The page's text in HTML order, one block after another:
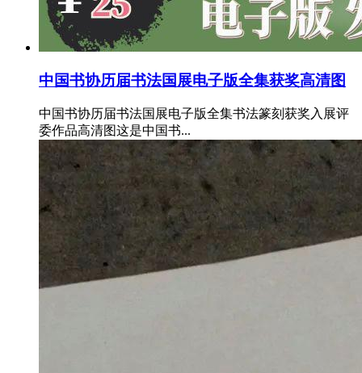
中国书协历届书法国展电子版全集获奖高清图
中国书协历届书法国展电子版全集书法篆刻获奖入展评
委作品高清图这是中国书...